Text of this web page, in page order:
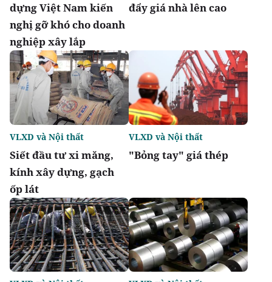
dựng Việt Nam kiến
nghị gỡ khó cho doanh
nghiệp xây lắp
đẩy giá nhà lên cao
Siết đầu tư xi măng,
kính xây dựng, gạch
ốp lát
VLXD và Nội thất
"Bỏng tay" giá thép
VLXD và Nội thất